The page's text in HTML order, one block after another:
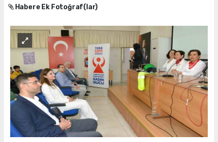
Habere Ek Fotoğraf(lar)